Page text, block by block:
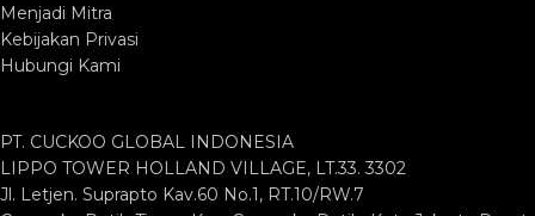
Menjadi Mitra
Kebijakan Privasi
Hubungi Kami
PT. CUCKOO GLOBAL INDONESIA
LIPPO TOWER HOLLAND VILLAGE, LT.33. 3302
Jl. Letjen. Suprapto Kav.60 No.1, RT.10/RW.7